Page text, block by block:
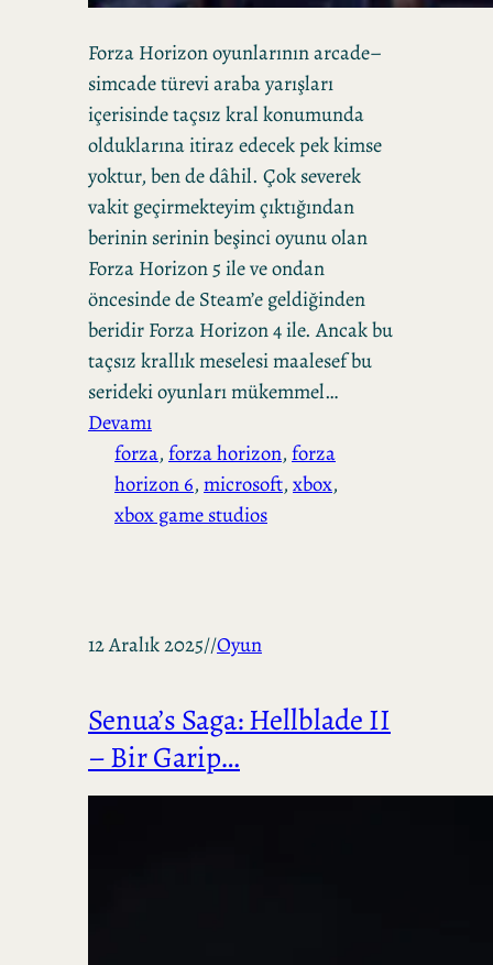
Forza Horizon oyunlarının arcade–
simcade türevi araba yarışları
içerisinde taçsız kral konumunda
olduklarına itiraz edecek pek kimse
yoktur, ben de dâhil. Çok severek
vakit geçirmekteyim çıktığından
berinin serinin beşinci oyunu olan
Forza Horizon 5 ile ve ondan
öncesinde de Steam’e geldiğinden
beridir Forza Horizon 4 ile. Ancak bu
taçsız krallık meselesi maalesef bu
serideki oyunları mükemmel…
Devamı
forza, forza horizon, forza
horizon 6, microsoft, xbox
xbox game studios
12 Aralık 2025//Oyun
Senua’s Saga: Hellblade II
– Bir Garip…